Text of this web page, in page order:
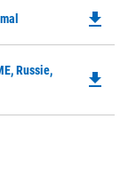
file_download
Russie,
file_download